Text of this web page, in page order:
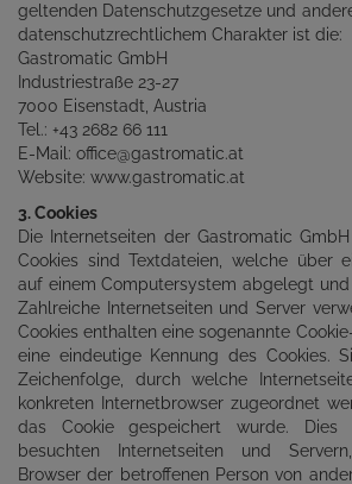
geltenden Datenschutzgesetze und
datenschutzrechtlichem Charakter ist die:
Gastromatic GmbH
Industriestraße 23-27
7000 Eisenstadt, Austria
Tel.: +43 2682 66 111
E-Mail: office@gastromatic.at
Website: www.gastromatic.at
3. Cookies
Die Internetseiten der Gastromatic
Cookies sind Textdateien, welche über
auf einem Computersystem abgelegt
Zahlreiche Internetseiten und Server
Cookies enthalten eine sogenannte
eine eindeutige Kennung des Cookies.
Zeichenfolge, durch welche
konkreten Internetbrowser zugeordnet
das Cookie gespeichert wurde.
besuchten Internetseiten und
Browser der betroffenen Person von